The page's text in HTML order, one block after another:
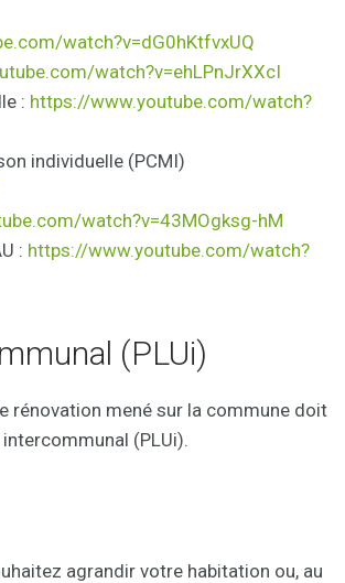
watch?v=dG0hKtfvxUQ
watch?v=ehLPnJrXXcI
: https://www.youtube.com/watch?
individuelle (PCMI)
watch?v=43MOgksg-hM
: https://www.youtube.com/watch?
(PLUi)
rénovation mené sur la commune doit
(PLUi).
agrandir votre habitation ou, au